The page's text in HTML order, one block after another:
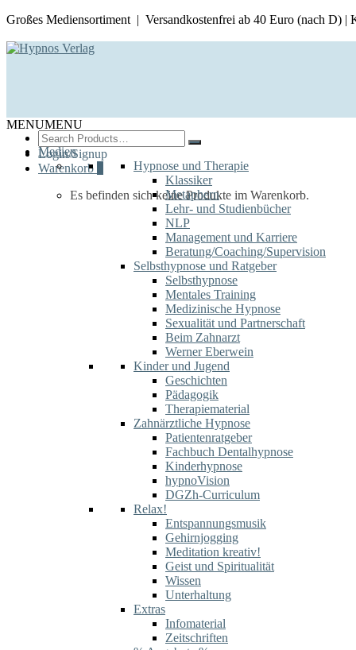
Großes Mediensortiment | Versandkostenfrei ab 40 Euro (nach D) |
Search
for:
Login/Signup
Warenkorb
Es befinden sich keine Produkte im Warenkorb.
MENUMENU
Medien
Hypnose und Therapie
Klassiker
Metaphern
Lehr- und Studienbücher
NLP
Management und Karriere
Beratung/Coaching/Supervision
Selbsthypnose und Ratgeber
Selbsthypnose
Mentales Training
Medizinische Hypnose
Sexualität und Partnerschaft
Beim Zahnarzt
Werner Eberwein
Kinder und Jugend
Geschichten
Pädagogik
Therapiematerial
Zahnärztliche Hypnose
Patientenratgeber
Fachbuch Dentalhypnose
Kinderhypnose
hypnoVision
DGZh-Curriculum
Relax!
Entspannungsmusik
Gehirnjogging
Meditation kreativ!
Geist und Spiritualität
Wissen
Unterhaltung
Extras
Infomaterial
Zeitschriften